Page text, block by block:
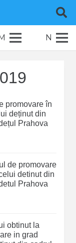
N
promovare în
deținut din
Prahova
de promovare
detinut din
Prahova
obtinut la
in grad